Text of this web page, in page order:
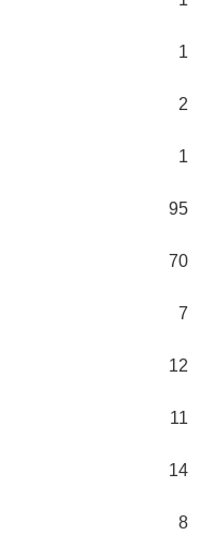
1
2
1
95
70
7
12
11
14
8